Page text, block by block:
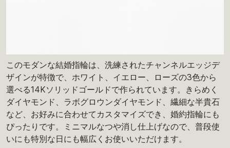
このモダンな結婚指輪は、洗練されたチャンネルエッジデ
ザインが特徴で、ホワイト、イエロー、ローズの3色から
選べる14Kソリッドゴールドで作られています。きらめく
ダイヤモンド、ラボグロウンダイヤモンド、繊細な半貴石
など、お好みに合わせてカスタマイズでき、婚約指輪にも
ぴったりです。ミニマルなつや消し仕上げなので、普段使
いにも特別な日にも幅広くお使いいただけます。